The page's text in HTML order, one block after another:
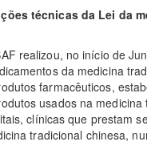
técnicas da Lei da
realizou, no início de
da medicina
farmacêuticos,
usados na
clínicas que prestam
tradicional chinesa,